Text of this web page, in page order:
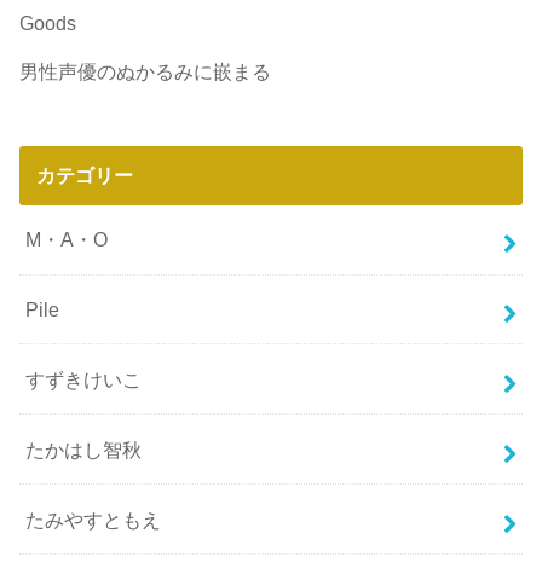
Goods
男性声優のぬかるみに嵌まる
カテゴリー
M・A・O
Pile
すずきけいこ
たかはし智秋
たみやすともえ